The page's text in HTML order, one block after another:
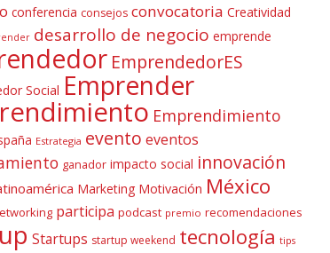
conferencia consejos convocatoria Creatividad
desarrollo de negocio emprende
EmprendedorES
Social Emprender
Emprendimiento
Estrategia evento eventos
ganador impacto social innovación
Marketing Motivación México
participa podcast premio recomendaciones
Startups startup weekend tecnología tips